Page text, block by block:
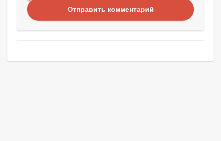
Отправить комментарий